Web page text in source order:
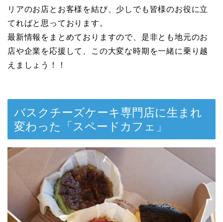
リアのお店とお客様を結び、少しでも皆様のお役に立
てればと思っております。
最新情報をまとめておりますので、是非とも地元のお
店や企業を応援して、この大変な時期を一緒に乗り越
えましょう！！
バスクチーズケーキ専門店に生まれ
変わった「スペードカフェ」